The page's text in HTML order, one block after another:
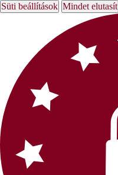
Süti beállítások Mindet elutasít